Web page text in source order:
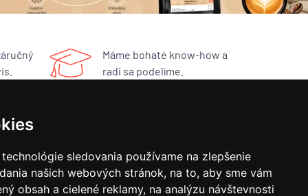
sledovania používame na zlepšenie
našich webových stránok, na to, aby sme vám
obsah a cielené reklamy, na analýzu návštevnosti
Máme bohaté know-how a
radi sa podelíme.
BUNA CAFÉ
Havlíčkovo náměstí 15/31
252 19 Rudná, CZ